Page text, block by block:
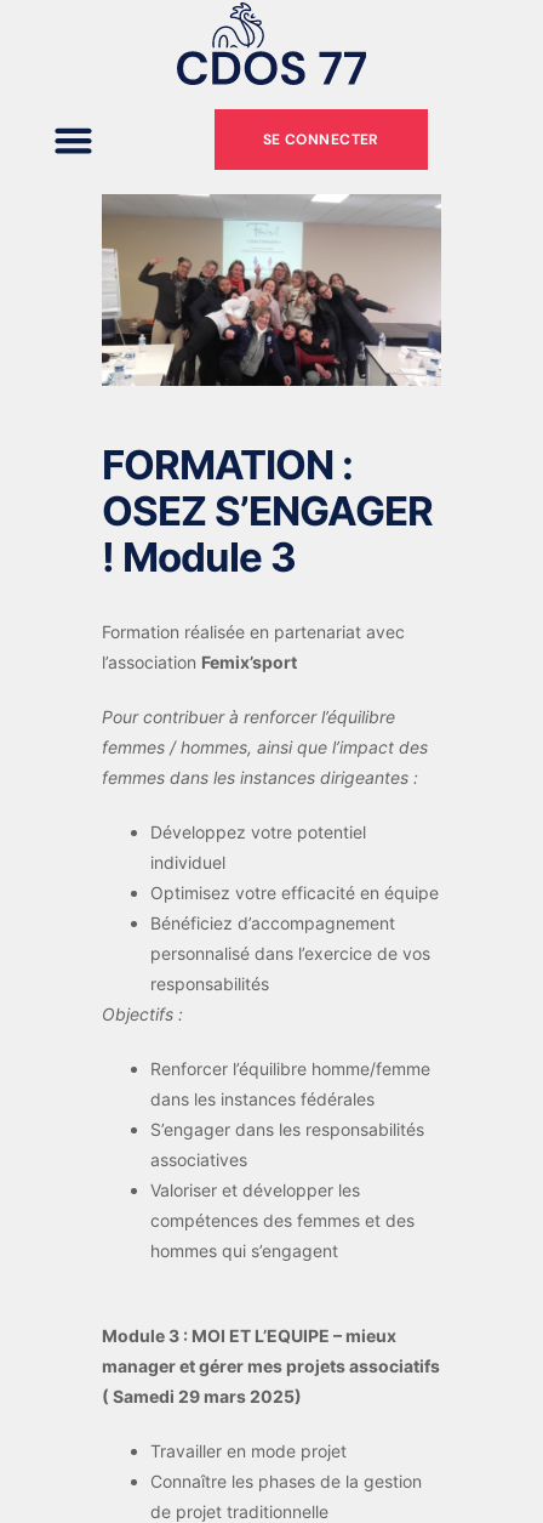
SE CONNECTER
FORMATION :
OSEZ S’ENGAGER
! Module 3
Formation réalisée en partenariat avec
l’association Femix’sport
Pour contribuer à renforcer l’équilibre
femmes / hommes, ainsi que l’impact des
femmes dans les instances dirigeantes :
Développez votre potentiel
individuel
Optimisez votre efficacité en équipe
Bénéficiez d’accompagnement
personnalisé dans l’exercice de vos
responsabilités
Objectifs :
Renforcer l’équilibre homme/femme
dans les instances fédérales
S’engager dans les responsabilités
associatives
Valoriser et développer les
compétences des femmes et des
hommes qui s’engagent
Module 3 : MOI ET L’EQUIPE – mieux
manager et gérer mes projets associatifs
( Samedi 29 mars 2025)
Travailler en mode projet
Connaître les phases de la gestion
de projet traditionnelle